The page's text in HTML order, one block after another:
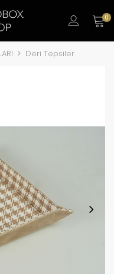
0
Deri Tepsiler